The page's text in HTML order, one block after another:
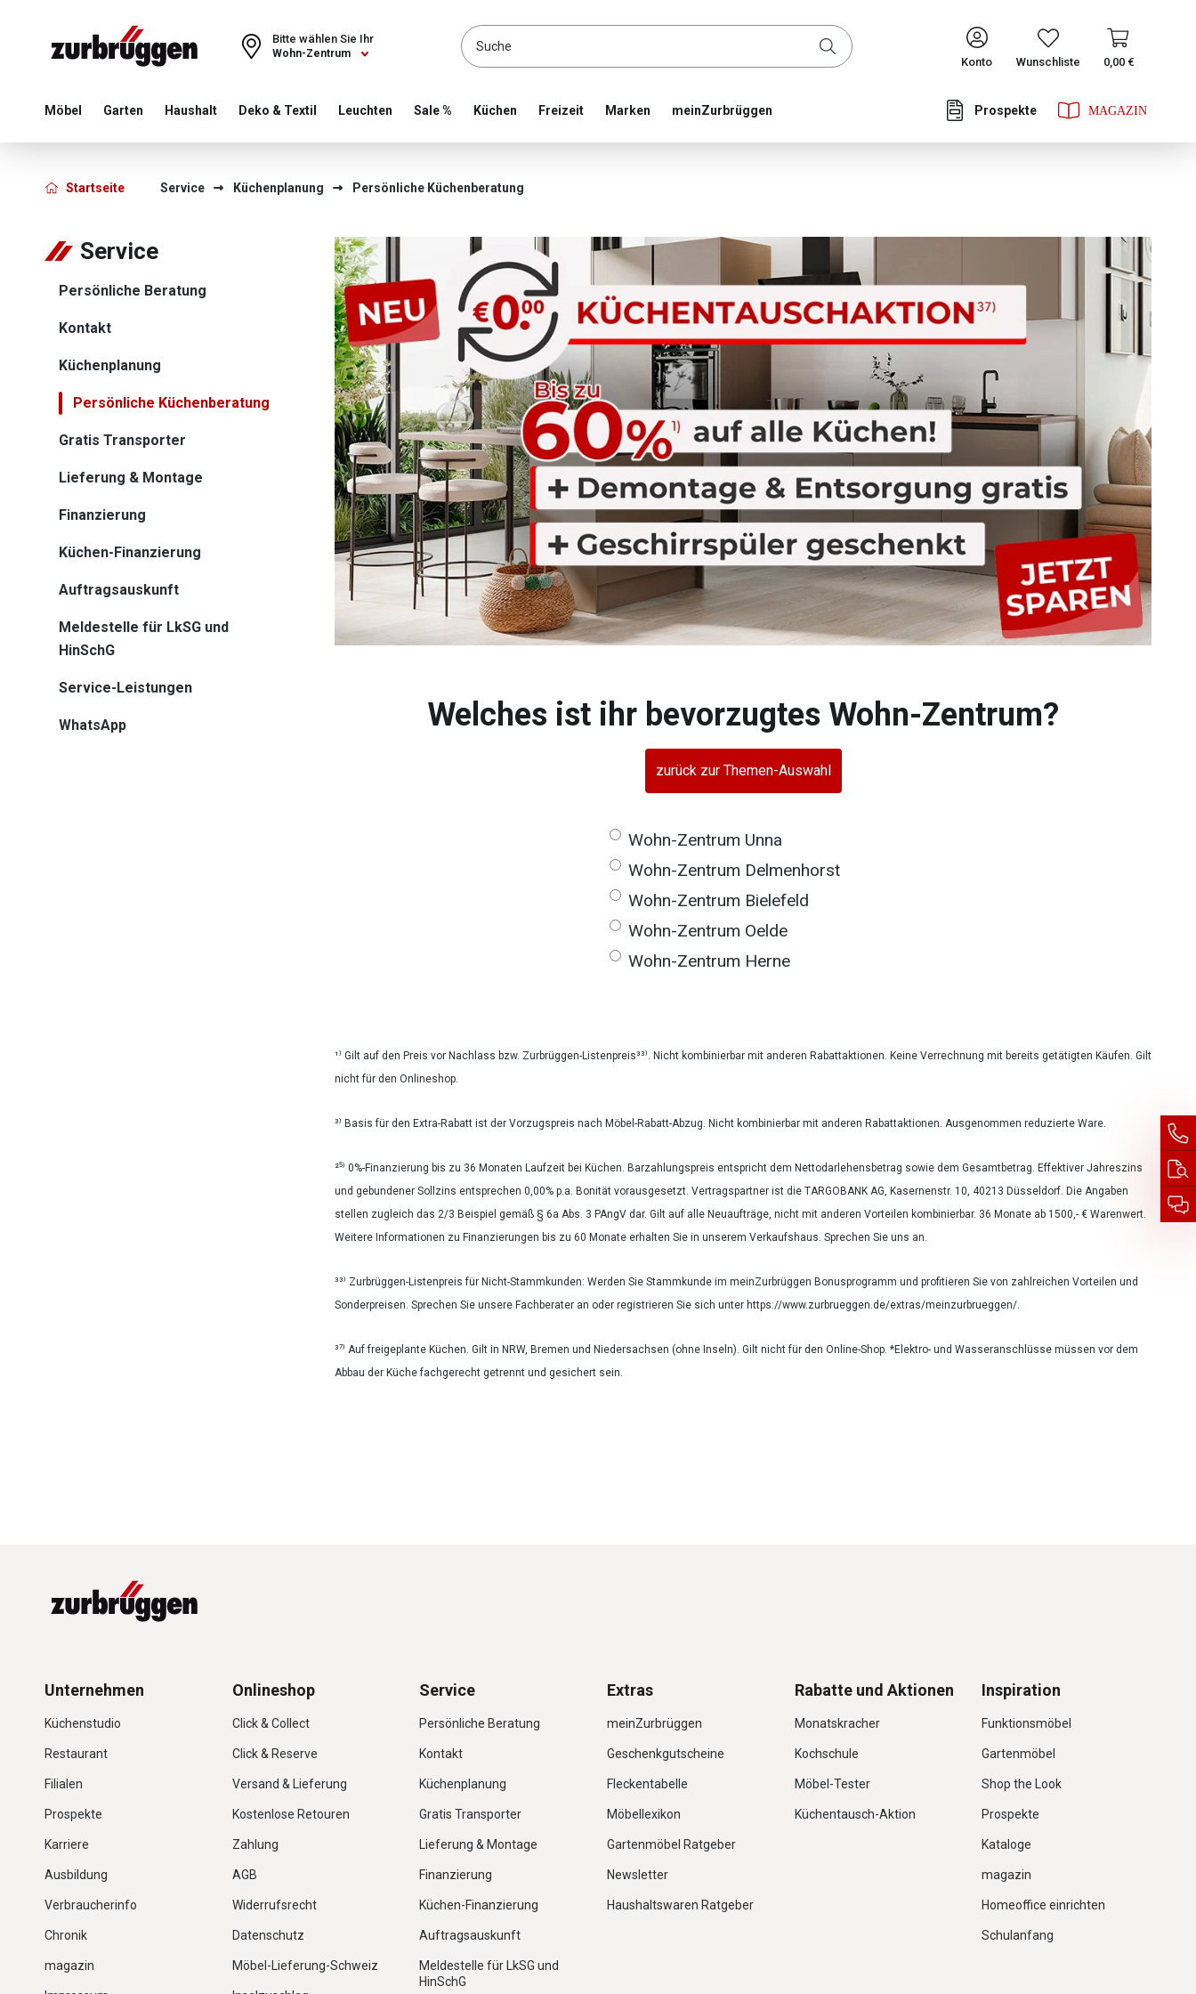
Choose a different country or region to see content for your location and shop online CONTINUE
Wohn-Zentrum
Bitte wählen Sie Ihr
Konto
Wunschliste 0,00 €
Möbel Garten Haushalt Deko & Textil Leuchten Sale % Küchen Freizeit Prospekte
Marken meinZurbrüggen
Zurbrüggen - Persönliche Küchenberatung
Startseite Service Küchenplanung Persönliche Küchenberatung
Service
Persönliche Beratung
Kontakt
Küchenplanung
Persönliche Küchenberatung
Gratis Transporter
Lieferung & Montage
Finanzierung
Küchen-Finanzierung
Auftragsauskunft
Meldestelle für LkSG und
HinSchG
Service-Leistungen
WhatsApp Welches ist ihr bevorzugtes Wohn-Zentrum?
zurück zur Themen-Auswahl
Wohn-Zentrum Unna
Wohn-Zentrum Delmenhorst
Wohn-Zentrum Bielefeld
Wohn-Zentrum Oelde
Wohn-Zentrum Herne
¹⁾ Gilt auf den Preis vor Nachlass bzw. Zurbrüggen-Listenpreis³³⁾. Nicht kombinierbar mit anderen Rabattaktionen. Keine Verrechnung mit bereits getätigten Käufen. Gilt
nicht für den Onlineshop.
³⁾ Basis für den Extra-Rabatt ist der Vorzugspreis nach Möbel-Rabatt-Abzug. Nicht kombinierbar mit anderen Rabattaktionen. Ausgenommen reduzierte Ware.
²⁵⁾ 0%-Finanzierung bis zu 36 Monaten Laufzeit bei Küchen. Barzahlungspreis entspricht dem Nettodarlehensbetrag sowie dem Gesamtbetrag. Effektiver Jahreszins
und gebundener Sollzins entsprechen 0,00% p.a. Bonität vorausgesetzt. Vertragspartner ist die TARGOBANK AG, Kasernenstr. 10, 40213 Düsseldorf. Die Angaben
stellen zugleich das 2/3 Beispiel gemäß § 6a Abs. 3 PAngV dar. Gilt auf alle Neuaufträge, nicht mit anderen Vorteilen kombinierbar. 36 Monate ab 1500,- € Warenwert.
Weitere Informationen zu Finanzierungen bis zu 60 Monate erhalten Sie in unserem Verkaufshaus. Sprechen Sie uns an.
³³⁾ Zurbrüggen-Listenpreis für Nicht-Stammkunden: Werden Sie Stammkunde im meinZurbrüggen Bonusprogramm und profitieren Sie von zahlreichen Vorteilen und
Sonderpreisen. Sprechen Sie unsere Fachberater an oder registrieren Sie sich unter https://www.zurbrueggen.de/extras/meinzurbrueggen/.
³⁷⁾ Auf freigeplante Küchen. Gilt in NRW, Bremen und Niedersachsen (ohne Inseln). Gilt nicht für den Online-Shop. *Elektro- und Wasseranschlüsse müssen vor dem
Abbau der Küche fachgerecht getrennt und gesichert sein.
Unternehmen
Küchenstudio
Restaurant
Filialen
Prospekte
Karriere
Ausbildung
Verbraucherinfo
Chronik
magazin
Onlineshop
Click & Collect
Click & Reserve
Versand & Lieferung
Kostenlose Retouren
Zahlung
AGB
Widerrufsrecht
Datenschutz
Möbel-Lieferung-Schweiz
Service
Persönliche Beratung
Kontakt
Küchenplanung
Gratis Transporter
Lieferung & Montage
Finanzierung
Küchen-Finanzierung
Auftragsauskunft
Meldestelle für LkSG und
HinSchG
Extras
meinZurbrüggen
Geschenkgutscheine
Fleckentabelle
Möbellexikon
Gartenmöbel Ratgeber
Newsletter
Haushaltswaren Ratgeber
Rabatte und Aktionen
Monatskracher
Kochschule
Möbel-Tester
Küchentausch-Aktion
Inspiration
Funktionsmöbel
Gartenmöbel
Shop the Look
Prospekte
Kataloge
magazin
Homeoffice einrichten
Schulanfang